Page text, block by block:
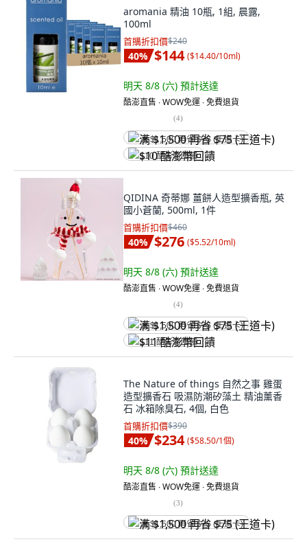
aromania 精油 10瓶, 1組, 晨露,
100ml
首購折扣價$240
40% $144 ($14.40/10ml)
明天 8/8 (六) 預計送達
酷澎直售 ∙ WOW免運 ∙ 免費退貨
(4)
满 $1,500 再省 $75 (王道卡)
$10 酷澎幣回饋
QIDINA 奇蒂娜 薑餅人造型擴香瓶, 英
國小蒼蘭, 500ml, 1件
首購折扣價$460
40% $276 ($5.52/10ml)
明天 8/8 (六) 預計送達
酷澎直售 ∙ WOW免運 ∙ 免費退貨
(4)
满 $1,500 再省 $75 (王道卡)
$11 酷澎幣回饋
The Nature of things 自然之事 雞蛋
造型擴香石 吸濕防潮矽藻土 精油薰香
石 冰箱除臭石, 4個, 白色
首購折扣價$390
40% $234 ($58.50/1個)
明天 8/8 (六) 預計送達
酷澎直售 ∙ WOW免運 ∙ 免費退貨
(3)
满 $1,500 再省 $75 (王道卡)